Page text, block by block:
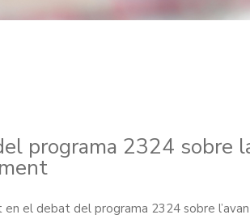
programa 2324 sobre
el debat del programa 2324 sobre